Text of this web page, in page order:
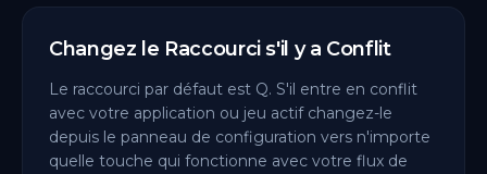
Changez le Raccourci s'il y a Conflit
Le raccourci par défaut est Q. S'il entre en conflit
avec votre application ou jeu actif changez-le
depuis le panneau de configuration vers n'importe
quelle touche qui fonctionne avec votre flux de